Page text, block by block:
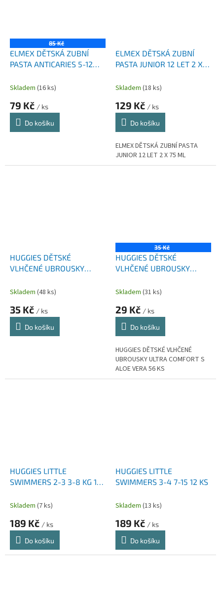
85 Kč
ELMEX DĚTSKÁ ZUBNÍ
PASTA ANTICARIES 5-12
Skladem (16 ks)
79 Kč / ks
Do košíku
ELMEX DĚTSKÁ ZUBNÍ
PASTA JUNIOR 12 LET 2 X
Skladem (18 ks)
129 Kč / ks
Do košíku
ELMEX DĚTSKÁ ZUBNÍ PASTA
JUNIOR 12 LET 2 X 75 ML
HUGGIES DĚTSKÉ
VLHČENÉ UBROUSKY
Z ALOE VERA 56 KS
Skladem (48 ks)
35 Kč / ks
Do košíku
35 Kč
HUGGIES DĚTSKÉ
VLHČENÉ UBROUSKY
VERA 56 KS
Skladem (31 ks)
29 Kč / ks
Do košíku
HUGGIES DĚTSKÉ VLHČENÉ
UBROUSKY ULTRA COMFORT S
ALOE VERA 56 KS
HUGGIES LITTLE
SWIMMERS 2-3 3-8 KG 12
Skladem (7 ks)
189 Kč / ks
Do košíku
HUGGIES LITTLE
SWIMMERS 3-4 7-15 12 KS
Skladem (13 ks)
189 Kč / ks
Do košíku